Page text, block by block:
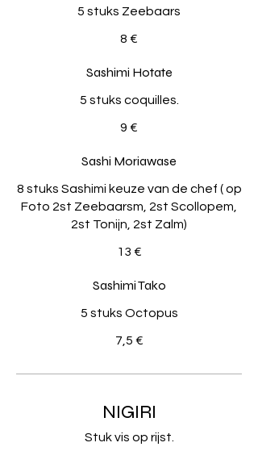
5 stuks Zeebaars
8 €
Sashimi Hotate
5 stuks coquilles.
9 €
Sashi Moriawase
8 stuks Sashimi keuze van de chef ( op
Foto 2st Zeebaarsm, 2st Scollopem,
2st Tonijn, 2st Zalm)
13 €
Sashimi Tako
5 stuks Octopus
7,5 €
NIGIRI
Stuk vis op rijst.